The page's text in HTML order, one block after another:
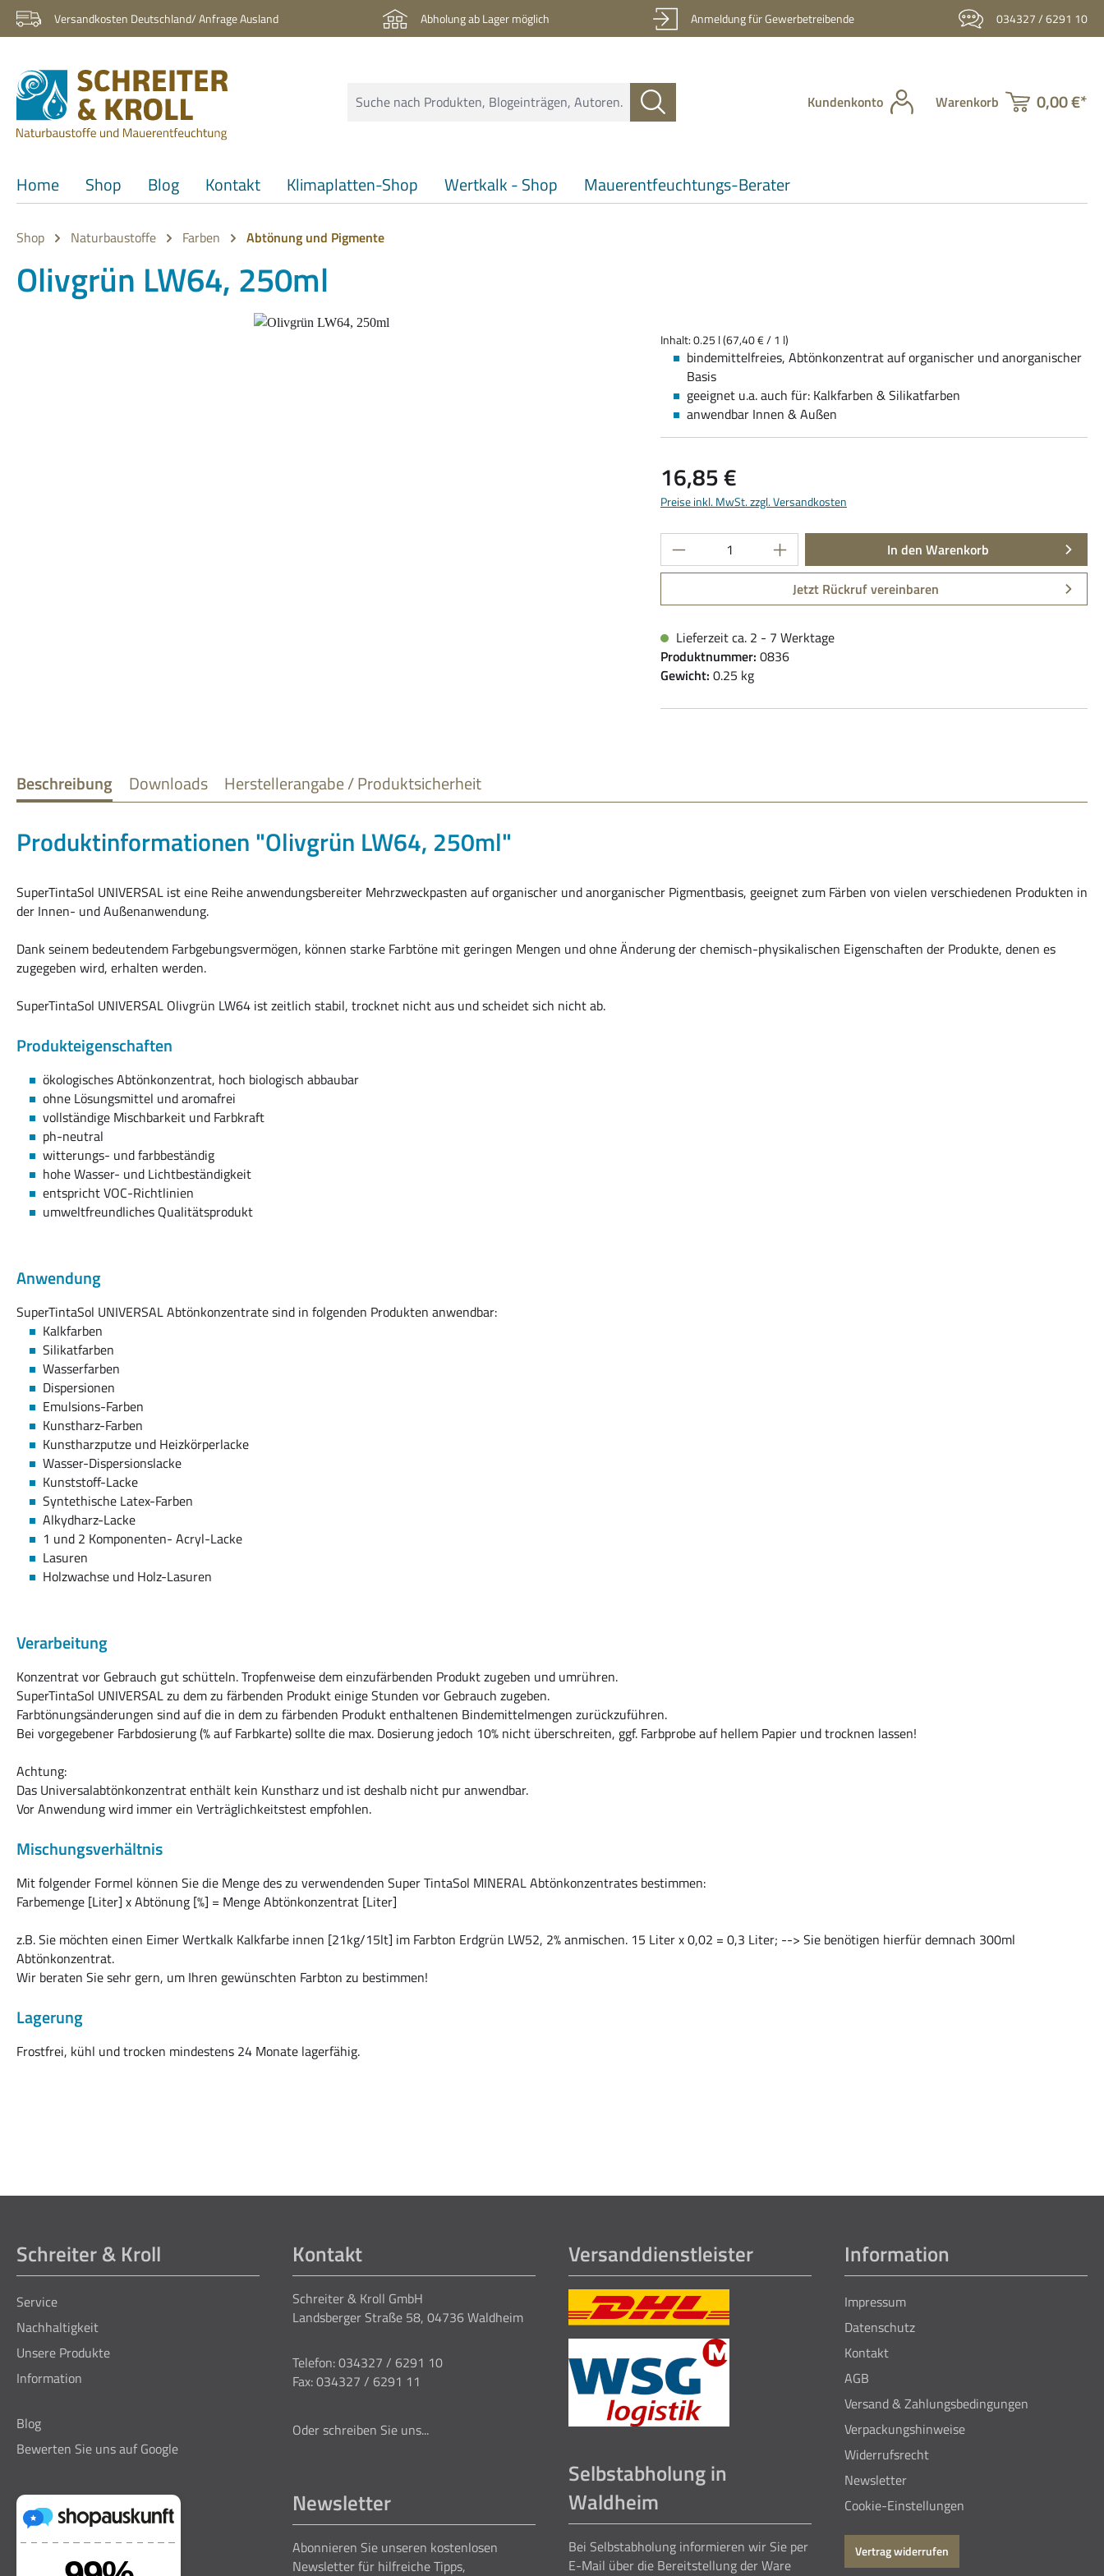
Hauptinhalt springen
Zur Suche springen
Zur Hauptnavigation springen
Versandkosten Deutschland/ Anfrage Ausland Abholung ab Lager möglich Anmeldung für Gewerbetreibende 034327 / 6291 10
Kundenkonto Warenkorb 0,00 €*
Home Shop Blog Kontakt Klimaplatten-Shop Wertkalk - Shop Mauerentfeuchtungs-Berater
Shop Naturbaustoffe Farben Abtönung und Pigmente
Olivgrün LW64, 250ml
Inhalt:0.25 l(67,40 € / 1 l)
bindemittelfreies, Abtönkonzentrat auf organischer und anorganischer
Basis
geeignet u.a. auch für: Kalkfarben & Silikatfarben
anwendbar Innen & Außen
Regulärer Preis:
16,85 €
Preise inkl. MwSt. zzgl. Versandkosten
Produkt Anzahl: Gib den gewünschten Wert ein
In den Warenkorb
Jetzt Rückruf vereinbaren
Lieferzeit ca. 2 - 7 Werktage
Produktnummer: 0836
Gewicht: 0.25 kg
Beschreibung Downloads Herstellerangabe / Produktsicherheit
Produktinformationen "Olivgrün LW64, 250ml"
SuperTintaSol UNIVERSAL ist eine Reihe anwendungsbereiter Mehrzweckpasten auf organischer und anorganischer Pigmentbasis, geeignet zum Färben von vielen verschiedenen Produkten in
der Innen- und Außenanwendung.
Dank seinem bedeutendem Farbgebungsvermögen, können starke Farbtöne mit geringen Mengen und ohne Änderung der chemisch-physikalischen Eigenschaften der Produkte, denen es
zugegeben wird, erhalten werden.
SuperTintaSol UNIVERSAL Olivgrün LW64 ist zeitlich stabil, trocknet nicht aus und scheidet sich nicht ab.
Produkteigenschaften
ökologisches Abtönkonzentrat, hoch biologisch abbaubar
ohne Lösungsmittel und aromafrei
vollständige Mischbarkeit und Farbkraft
ph-neutral
witterungs- und farbbeständig
hohe Wasser- und Lichtbeständigkeit
entspricht VOC-Richtlinien
umweltfreundliches Qualitätsprodukt
Anwendung
SuperTintaSol UNIVERSAL Abtönkonzentrate sind in folgenden Produkten anwendbar:
Kalkfarben
Silikatfarben
Wasserfarben
Dispersionen
Emulsions-Farben
Kunstharz-Farben
Kunstharzputze und Heizkörperlacke
Wasser-Dispersionslacke
Kunststoff-Lacke
Syntethische Latex-Farben
Alkydharz-Lacke
1 und 2 Komponenten- Acryl-Lacke
Lasuren
Holzwachse und Holz-Lasuren
Verarbeitung
Konzentrat vor Gebrauch gut schütteln. Tropfenweise dem einzufärbenden Produkt zugeben und umrühren.
SuperTintaSol UNIVERSAL zu dem zu färbenden Produkt einige Stunden vor Gebrauch zugeben.
Farbtönungsänderungen sind auf die in dem zu färbenden Produkt enthaltenen Bindemittelmengen zurückzuführen.
Bei vorgegebener Farbdosierung (% auf Farbkarte) sollte die max. Dosierung jedoch 10% nicht überschreiten, ggf. Farbprobe auf hellem Papier und trocknen lassen!
Achtung:
Das Universalabtönkonzentrat enthält kein Kunstharz und ist deshalb nicht pur anwendbar.
Vor Anwendung wird immer ein Verträglichkeitstest empfohlen.
Mischungsverhältnis
Mit folgender Formel können Sie die Menge des zu verwendenden Super TintaSol MINERAL Abtönkonzentrates bestimmen:
Farbemenge [Liter] x Abtönung [%] = Menge Abtönkonzentrat [Liter]
z.B. Sie möchten einen Eimer Wertkalk Kalkfarbe innen [21kg/15lt] im Farbton Erdgrün LW52, 2% anmischen. 15 Liter x 0,02 = 0,3 Liter; --> Sie benötigen hierfür demnach 300ml
Abtönkonzentrat.
Wir beraten Sie sehr gern, um Ihren gewünschten Farbton zu bestimmen!
Lagerung
Frostfrei, kühl und trocken mindestens 24 Monate lagerfähig.
Schreiter & Kroll
Service
Nachhaltigkeit
Unsere Produkte
Information
Blog
Bewerten Sie uns auf Google
Information
Impressum
Datenschutz
Kontakt
AGB
Versand & Zahlungsbedingungen
Verpackungshinweise
Widerrufsrecht
Newsletter
Cookie-Einstellungen
Vertrag widerrufen
Kontakt
Schreiter & Kroll GmbH
Landsberger Straße 58, 04736 Waldheim
Telefon: 034327 / 6291 10
Fax: 034327 / 6291 11
Oder schreiben Sie uns...
Newsletter
Abonnieren Sie unseren kostenlosen
Newsletter für hilfreiche Tipps,
Versanddienstleister
Selbstabholung in
Waldheim
Bei Selbstabholung informieren wir Sie per
E-Mail über die Bereitstellung der Ware